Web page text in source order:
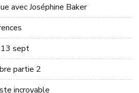
avec Joséphine Baker
13 sept
partie 2
incroyable